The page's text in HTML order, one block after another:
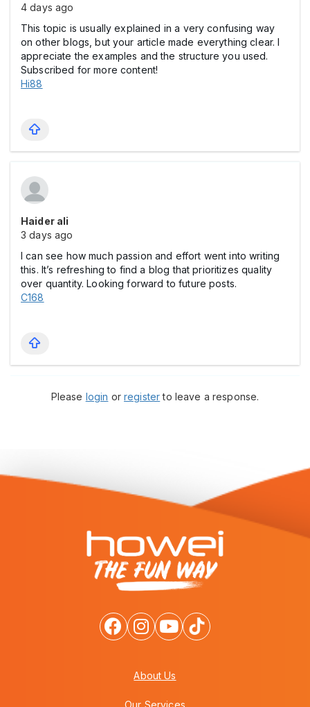
4 days ago
This topic is usually explained in a very confusing way
on other blogs, but your article made everything clear. I
appreciate the examples and the structure you used.
Subscribed for more content!
Hi88
Haider ali
3 days ago
I can see how much passion and effort went into writing
this. It’s refreshing to find a blog that prioritizes quality
over quantity. Looking forward to future posts.
C168
Please login orregisterto leave a response.
About Us
Our Services